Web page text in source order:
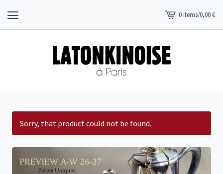
View
cart
0 items/0,00€
Sorry, that product could not be found.